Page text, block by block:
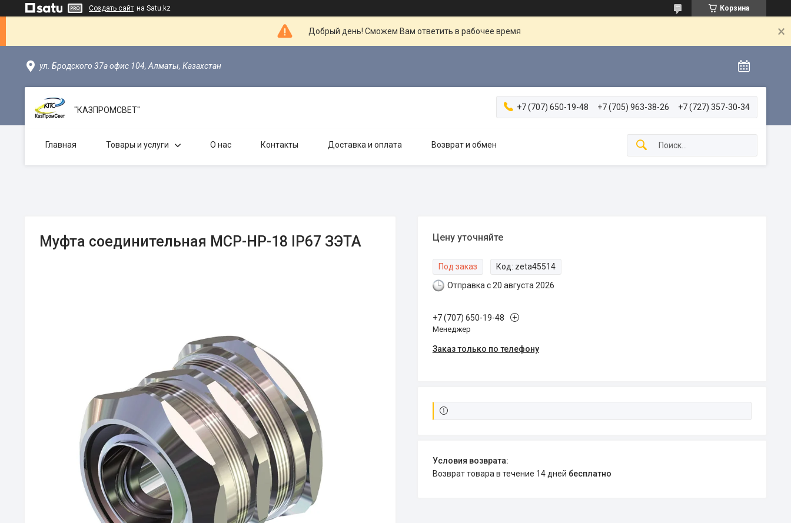
Создать сайт на Satu.kz Корзина
Добрый день! Сможем Вам ответить в рабочее время
ул. Бродского 37а офис 104, Алматы, Казахстан
"КАЗПРОМСВЕТ" +7 (707) 650-19-48 +7 (705) 963-38-26 +7 (727) 357-30-34
Главная Товары и услуги О нас Контакты Доставка и оплата Возврат и обмен
Муфта соединительная МСР-НР-18 IP67 ЗЭТА Цену уточняйте
Под заказ Код: zeta45514
Отправка с 20 августа 2026
+7 (707) 650-19-48
Менеджер
Заказ только по телефону
возврат товара в течение 14 дней бесплатно